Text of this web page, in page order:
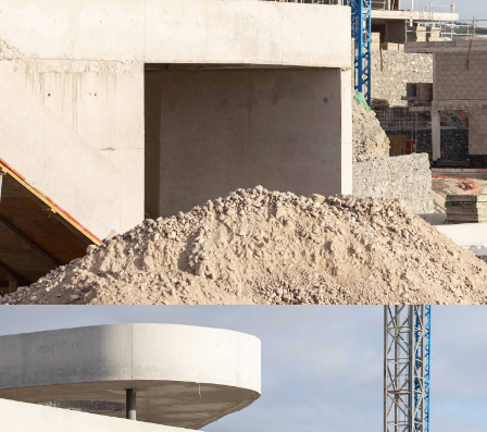
VILLAS DE ABAMA – ACCIONA 3